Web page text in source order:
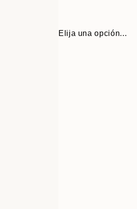
Elija una opción...